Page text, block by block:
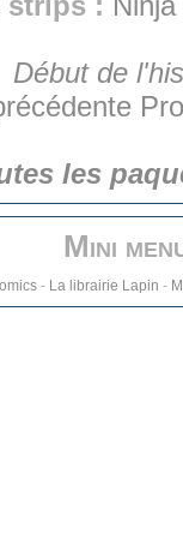
Début de
les
Mini
- La librairie Lapin -